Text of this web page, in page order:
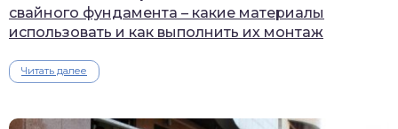
свайного фундамента – какие материалы
использовать и как выполнить их монтаж
Читать далее